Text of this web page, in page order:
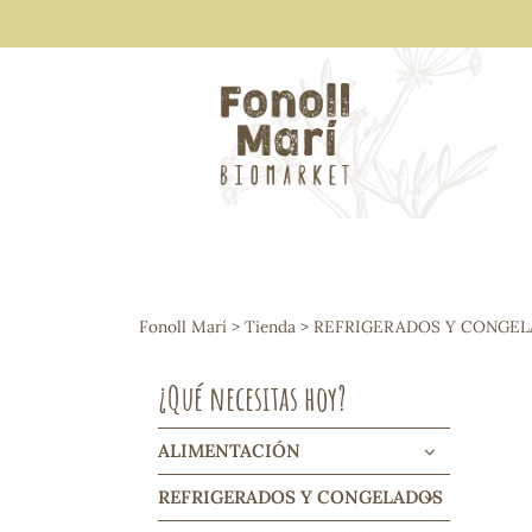
Arroces y legumbres
Frutos secos y snacks
Cereales, mueslis, hinchados y
Galletas y dulces
Vinos y cavas
Condimentos y salsas
Harinas y sémolas
Pasta
Fonoll Marí > Tienda > REFRIGERADOS Y
¿Qué necesitas hoy?
ALIMENTACIÓN
REFRIGERADOS Y CONGELADOS